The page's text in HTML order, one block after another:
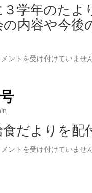
３学年のた
内容や今後
メントを受け付けていませ
食だよりを
メントを受け付けていませ